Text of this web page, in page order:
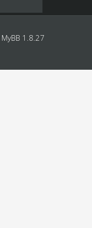
MyBB 1.8.27